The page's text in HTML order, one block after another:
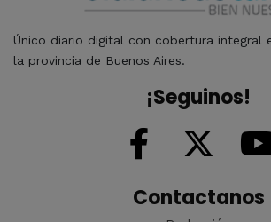
Único diario digital con cobertura integral
la provincia de Buenos Aires.
¡Seguinos!
Contactanos